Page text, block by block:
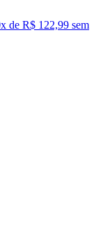
x de R$ 122,99 sem